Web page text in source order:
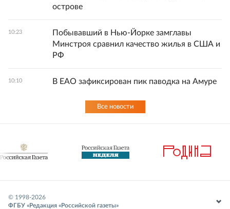
острове
10:23
Побывавший в Нью-Йорке замглавы
Минстроя сравнил качество жилья в США и
РФ
10:10 В ЕАО зафиксирован пик паводка на Амуре
Все новости
© 1998-2026
ФГБУ «Редакция «Российской газеты»